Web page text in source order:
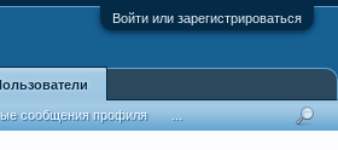
Войти или зарегистрироваться
сообщения профиля